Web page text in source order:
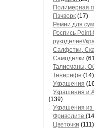
Полимерная
Пэчворк (17)
Ремни для
Роспись
рукоделиe\/
Салфетки,
Самоделки
Талисманы,
Тенерифе (14)
Украшения
Украшения и
(139)
Украшения из
Фриволите
Цветочки (111)